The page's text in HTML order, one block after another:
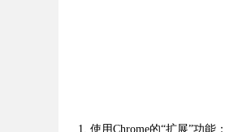
1. 使用Chrome的“扩展”功